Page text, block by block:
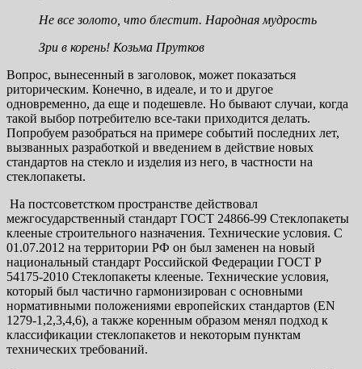
Не все золото, что блестит. Народная мудрость
Зри в корень! Козьма Прутков
Вопрос, вынесенный в заголовок, может показаться
риторическим. Конечно, в идеале, и то и другое
одновременно, да еще и подешевле. Но бывают случаи, когда
такой выбор потребителю все-таки приходится делать.
Попробуем разобраться на примере событий последних лет,
вызванных разработкой и введением в действие новых
стандартов на стекло и изделия из него, в частности на
стеклопакеты.
На постсоветстком пространстве действовал
межгосударственный стандарт ГОСТ 24866-99 Стеклопакеты
клееные строительного назначения. Технические условия. С
01.07.2012 на территории РФ он был заменен на новый
национальный стандарт Российской Федерации ГОСТ Р
54175-2010 Стеклопакеты клееные. Технические условия,
который был частично гармонизирован с основными
нормативными положениями европейских стандартов (EN
1279-1,2,3,4,6), а также коренным образом менял подход к
классификации стеклопакетов и некоторым пунктам
технических требований.